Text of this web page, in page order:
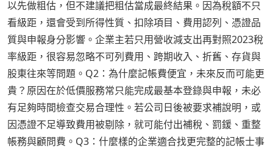
以先做粗估，但不建議把粗估當成最終結果。因為稅額不只
看級距，還會受到所得性質、扣除項目、費用認列、憑證品
質與申報身分影響。企業主若只用營收減支出再對照2023稅
率級距，很容易忽略不可列費用、跨期收入、折舊、存貨與
股東往來等問題。Q2：為什麼記帳費便宜，未來反而可能更
貴？原因在於低價服務常只能完成最基本登錄與申報，未必
有足夠時間檢查交易合理性。若公司日後被要求補說明，或
因憑證不足導致費用被剔除，就可能付出補稅、罰鍰、重整
帳務與顧問費。Q3：什麼樣的企業適合找更完整的記帳士事